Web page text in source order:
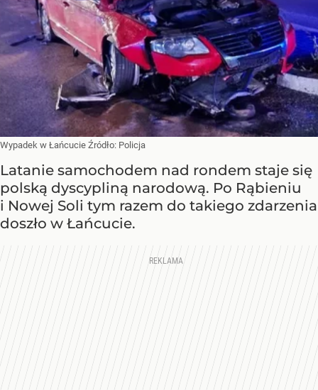
Wypadek w Łańcucie Źródło: Policja
Latanie samochodem nad rondem staje się
polską dyscypliną narodową. Po Rąbieniu
i Nowej Soli tym razem do takiego zdarzenia
doszło w Łańcucie.